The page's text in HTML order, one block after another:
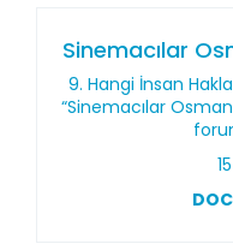
Sinemacılar
9. Hangi İnsan
“Sinemacılar Osman